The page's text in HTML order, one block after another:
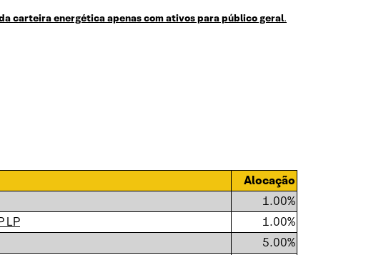
carteira energética apenas com ativos para público geral.
Alocação
1.00%
LP
1.00%
5.00%